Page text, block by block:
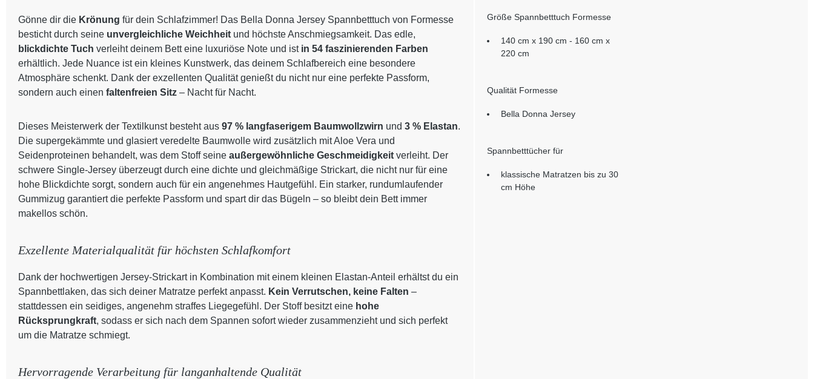
Gönne dir die Krönung für dein Schlafzimmer! Das Bella Donna Jersey Spannbetttuch von Formesse
besticht durch seine unvergleichliche Weichheit und höchste Anschmiegsamkeit. Das edle,
blickdichte Tuch verleiht deinem Bett eine luxuriöse Note und ist in 54 faszinierenden Farben
erhältlich. Jede Nuance ist ein kleines Kunstwerk, das deinem Schlafbereich eine besondere
Atmosphäre schenkt. Dank der exzellenten Qualität genießt du nicht nur eine perfekte Passform,
sondern auch einen faltenfreien Sitz – Nacht für Nacht.
Dieses Meisterwerk der Textilkunst besteht aus 97 % langfaserigem Baumwollzwirn und 3 % Elastan.
Die supergekämmte und glasiert veredelte Baumwolle wird zusätzlich mit Aloe Vera und
Seidenproteinen behandelt, was dem Stoff seine außergewöhnliche Geschmeidigkeit verleiht. Der
schwere Single-Jersey überzeugt durch eine dichte und gleichmäßige Strickart, die nicht nur für eine
hohe Blickdichte sorgt, sondern auch für ein angenehmes Hautgefühl. Ein starker, rundumlaufender
Gummizug garantiert die perfekte Passform und spart dir das Bügeln – so bleibt dein Bett immer
makellos schön.
Exzellente Materialqualität für höchsten Schlafkomfort
Dank der hochwertigen Jersey-Strickart in Kombination mit einem kleinen Elastan-Anteil erhältst du ein
Spannbettlaken, das sich deiner Matratze perfekt anpasst. Kein Verrutschen, keine Falten –
stattdessen ein seidiges, angenehm straffes Liegegefühl. Der Stoff besitzt eine hohe
Rücksprungkraft, sodass er sich nach dem Spannen sofort wieder zusammenzieht und sich perfekt
um die Matratze schmiegt.
Hervorragende Verarbeitung für langanhaltende Qualität
Größe Spannbetttuch Formesse
140 cm x 190 cm - 160 cm x
220 cm
Qualität Formesse
Bella Donna Jersey
Spannbetttücher für
klassische Matratzen bis zu 30
cm Höhe